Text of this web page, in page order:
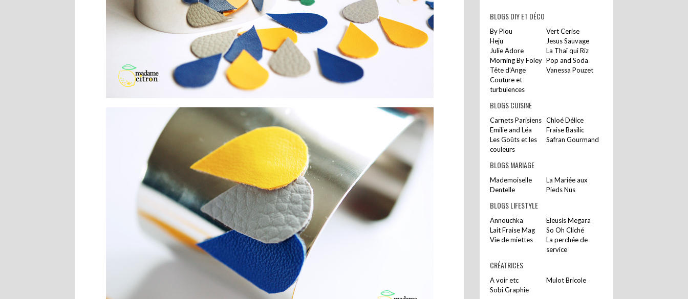
BLOGS DIY ET DÉCO
By Plou
Vert Cerise
Heju
Jesus Sauvage
Julie Adore
La Thaï qui Riz
Morning By Foley Pop and Soda
Tête d’Ange
Vanessa Pouzet
Couture et
turbulences
BLOGS CUISINE
Carnets Parisiens Chloé Délice
Emilie and Léa
Fraise Basilic
Les Goûts et les
couleurs
Safran Gourmand
BLOGS MARIAGE
Mademoiselle
Dentelle
La Mariée aux
Pieds Nus
BLOGS LIFESTYLE
Annouchka
Eleusis Megara
Lait Fraise Mag
So Oh Cliché
Vie de miettes
La perchée de
service
CRÉATRICES
A voir etc
Mulot Bricole
Sobi Graphie